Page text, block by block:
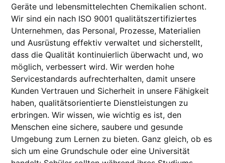
Geräte und lebensmittelechten Chemikalien schont.
Wir sind ein nach ISO 9001 qualitätszertifiziertes
Unternehmen, das Personal, Prozesse, Materialien
und Ausrüstung effektiv verwaltet und sicherstellt,
dass die Qualität kontinuierlich überwacht und, wo
möglich, verbessert wird. Wir werden hohe
Servicestandards aufrechterhalten, damit unsere
Kunden Vertrauen und Sicherheit in unsere Fähigkeit
haben, qualitätsorientierte Dienstleistungen zu
erbringen. Wir wissen, wie wichtig es ist, den
Menschen eine sichere, saubere und gesunde
Umgebung zum Lernen zu bieten. Ganz gleich, ob es
sich um eine Grundschule oder eine Universität